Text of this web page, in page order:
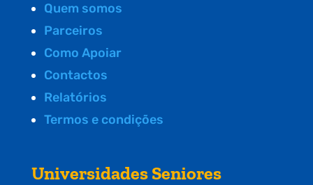
Quem somos
Parceiros
Como Apoiar
Contactos
Relatórios
Termos e condições
Universidades Seniores